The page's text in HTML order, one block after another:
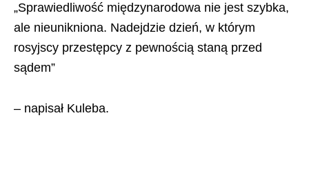
„Sprawiedliwość międzynarodowa nie jest szybka,
ale nieunikniona. Nadejdzie dzień, w którym
rosyjscy przestępcy z pewnością staną przed
sądem”
– napisał Kuleba.